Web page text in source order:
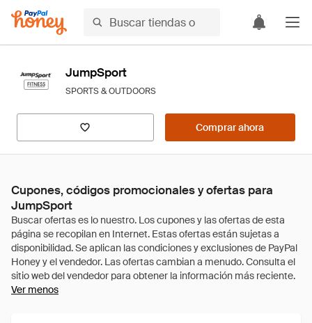
JumpSport
SPORTS & OUTDOORS
Comprar ahora
Cupones, códigos promocionales y ofertas para
JumpSport
Ver menos